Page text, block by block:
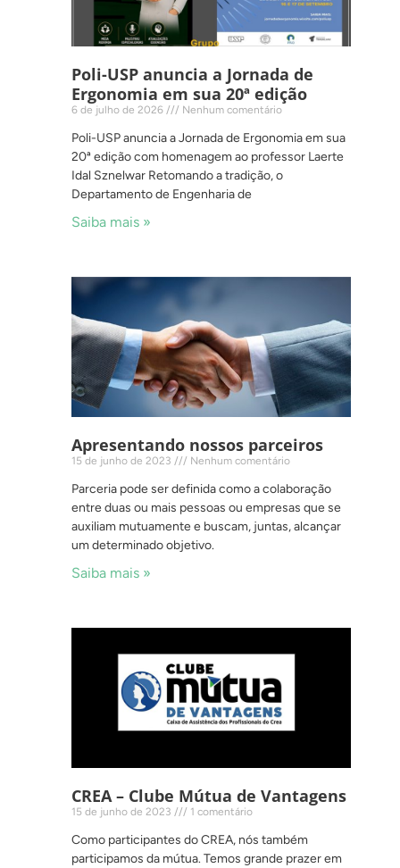
Poli-USP anuncia a Jornada de
Ergonomia em sua 20ª edição
6 de julho de 2026 Nenhum comentário
Poli-USP anuncia a Jornada de Ergonomia em sua
20ª edição com homenagem ao professor Laerte
Idal Sznelwar Retomando a tradição, o
Departamento de Engenharia de
Saiba mais »
Apresentando nossos parceiros
15 de junho de 2023 Nenhum comentário
Parceria pode ser definida como a colaboração
entre duas ou mais pessoas ou empresas que se
auxiliam mutuamente e buscam, juntas, alcançar
um determinado objetivo.
Saiba mais »
CREA – Clube Mútua de Vantagens
15 de junho de 2023 1 comentário
Como participantes do CREA, nós também
participamos da mútua. Temos grande prazer em